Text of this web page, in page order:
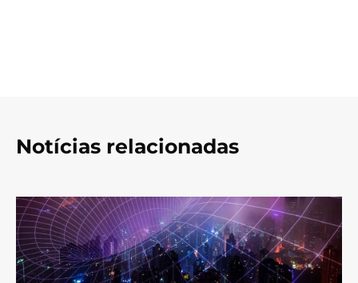
Notícias relacionadas